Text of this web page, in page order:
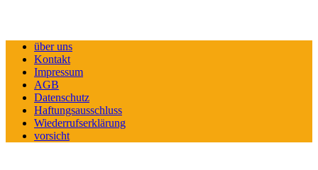
über uns
Kontakt
Impressum
AGB
Datenschutz
Haftungsausschluss
Wiederrufserklärung
vorsicht